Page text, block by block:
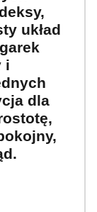
układ
i
dla